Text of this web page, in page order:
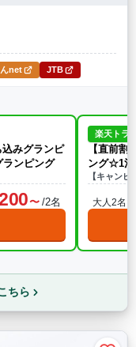
んnet JTB
みグランピ
ンピング
/2名
楽天トラ
【直前
ング☆1泊
【キャン
大人2名
ちら